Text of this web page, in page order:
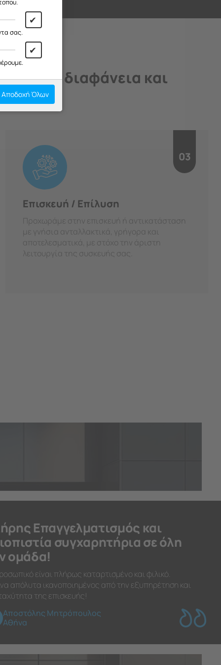
με διαφάνεια και
03
Επισκευή / Επίλυση
Προχωράμε στην επισκευή ή αντικατάσταση
με γνήσια ανταλλακτικά, γρήγορα και
αποτελεσματικά, με στόχο την άριστη
λειτουργία της συσκευής σας.
Επαγγελματισμός και
συγχαρητήρια σε όλη
ομάδα!
είναι πλήρως καταρτισμένο και φιλικό.
απόλυτα ικανοποιημένος από την εξυπηρέτηση και
της επισκευής!
Αποστόλης Μητρόπουλος
Αθήνα
✔
σας.
✔
Αποδοχή Όλων